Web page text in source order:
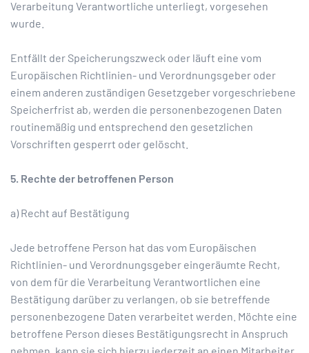
Verarbeitung Verantwortliche unterliegt, vorgesehen
wurde.
Entfällt der Speicherungszweck oder läuft eine vom
Europäischen Richtlinien- und Verordnungsgeber oder
einem anderen zuständigen Gesetzgeber vorgeschriebene
Speicherfrist ab, werden die personenbezogenen Daten
routinemäßig und entsprechend den gesetzlichen
Vorschriften gesperrt oder gelöscht.
5. Rechte der betroffenen Person
a) Recht auf Bestätigung
Jede betroffene Person hat das vom Europäischen
Richtlinien- und Verordnungsgeber eingeräumte Recht,
von dem für die Verarbeitung Verantwortlichen eine
Bestätigung darüber zu verlangen, ob sie betreffende
personenbezogene Daten verarbeitet werden. Möchte eine
betroffene Person dieses Bestätigungsrecht in Anspruch